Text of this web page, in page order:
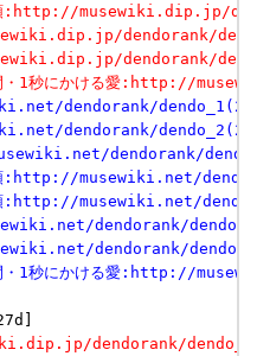
い順:http://musewiki.dip.jp/
dendorank/
dendorank/
間・1秒にかける愛:http://
dendorank/
dendorank/
dendorank/
い順:http://musewiki.net/
い順:http://musewiki.net/
dendorank/
dendorank/
間・1秒にかける愛:http://
dendorank/